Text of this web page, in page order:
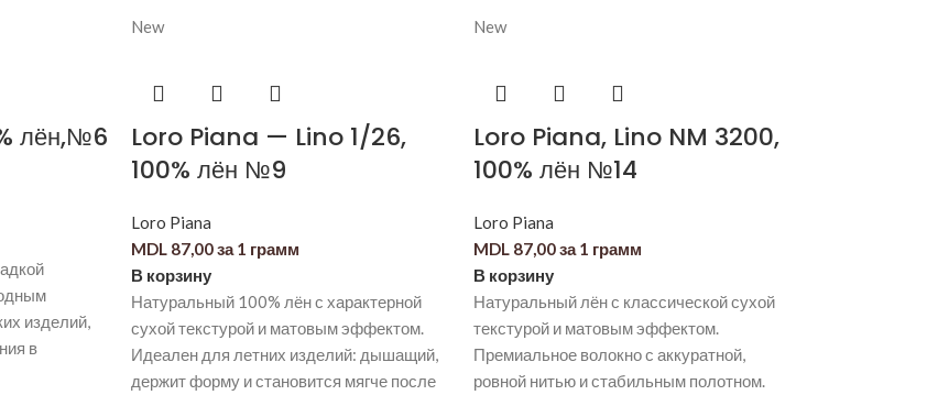
лён,№6
изделий,
в
New
Loro Piana — Lino 1/26,
100% лён №9
Loro Piana
MDL 87,00за 1 грамм
В корзину
Натуральный 100% лён с характерной
сухой текстурой и матовым эффектом.
Идеален для летних изделий: дышащий,
держит форму и становится мягче после
New
Loro Piana, Lino NM 3200,
100% лён №14
Loro Piana
MDL87,00за 1 грамм
В корзину
Натуральный лён с классической сухой
текстурой и матовым эффектом.
Премиальное волокно с аккуратной,
ровной нитью и стабильным полотном.